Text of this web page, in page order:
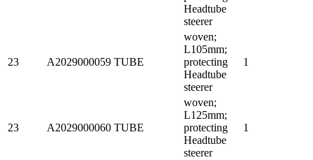
Headtube
steerer
23 A2029000059 TUBE
woven;
L105mm;
protecting
Headtube
steerer
1
23 A2029000060 TUBE
woven;
L125mm;
protecting
Headtube
steerer
1